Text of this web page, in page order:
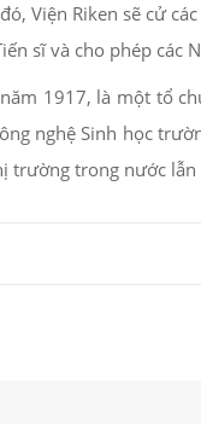
Viện Riken sẽ cử
sĩ và cho phép
1917, là một tổ
nghệ Sinh học
trường trong nước lẫn